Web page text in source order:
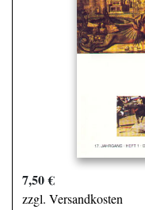
7,50 €
zzgl. Versandkosten